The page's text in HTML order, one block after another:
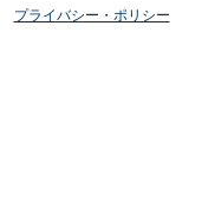
プライバシー・ポリシー